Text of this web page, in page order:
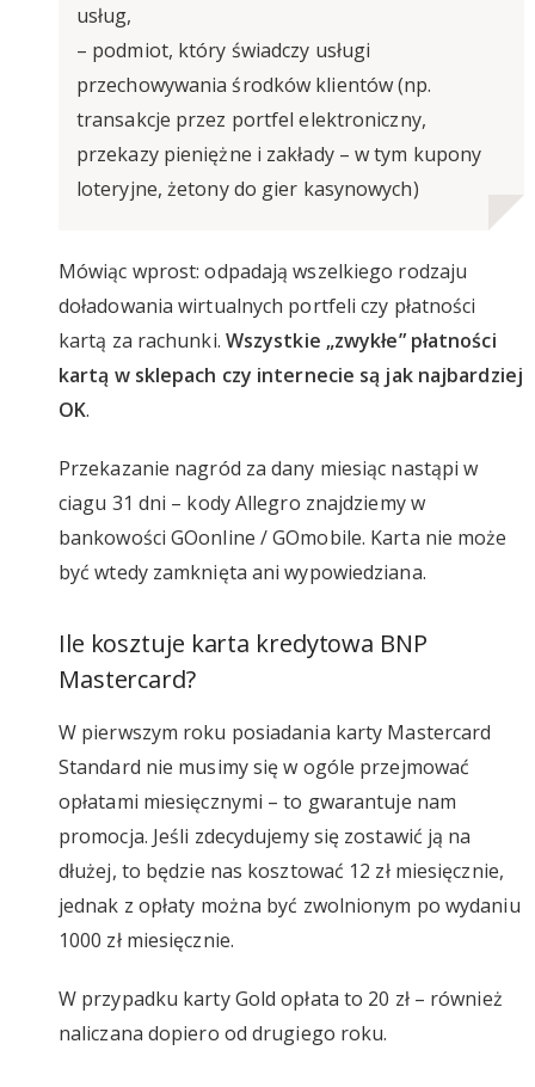
usług,
– podmiot, który świadczy usługi
przechowywania środków klientów (np.
transakcje przez portfel elektroniczny,
przekazy pieniężne i zakłady – w tym kupony
loteryjne, żetony do gier kasynowych)
Mówiąc wprost: odpadają wszelkiego rodzaju
doładowania wirtualnych portfeli czy płatności
kartą za rachunki. Wszystkie „zwykłe” płatności
kartą w sklepach czy internecie są jak najbardziej
OK.
Przekazanie nagród za dany miesiąc nastąpi w
ciagu 31 dni – kody Allegro znajdziemy w
bankowości GOonline / GOmobile. Karta nie może
być wtedy zamknięta ani wypowiedziana.
Ile kosztuje karta kredytowa BNP
Mastercard?
W pierwszym roku posiadania karty Mastercard
Standard nie musimy się w ogóle przejmować
opłatami miesięcznymi – to gwarantuje nam
promocja. Jeśli zdecydujemy się zostawić ją na
dłużej, to będzie nas kosztować 12 zł miesięcznie,
jednak z opłaty można być zwolnionym po wydaniu
1000 zł miesięcznie.
W przypadku karty Gold opłata to 20 zł – również
naliczana dopiero od drugiego roku.